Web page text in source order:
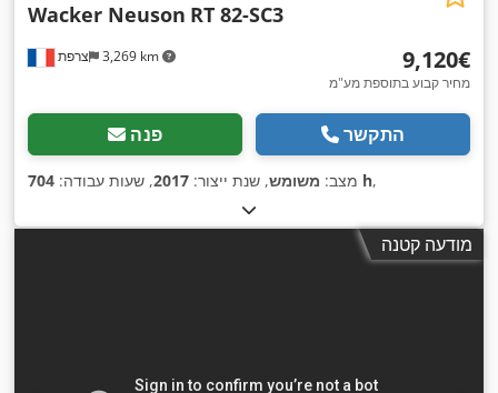
צרפת 3,269 km
Wacker Neuson RT 82-SC3
‏9,120 ‏€
מחיר קבוע בתוספת מע"מ
פנה התקשר
מצב: משומש, שנת ייצור: 2017, שעות עבודה: 704 h,
מודעה קטנה